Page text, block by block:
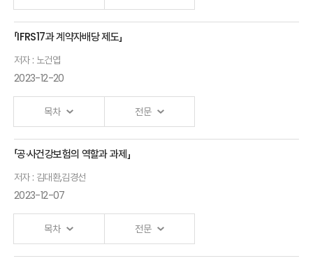
경영대학 교수
국내 금융교육 현황
교수, 김민정
충남대학교 교수
해외 주요국
금융교육 현황 및
보험약관
최승재
세종대학교
교수
「IFRS17과 계약자배당 제도」
저자 : 노건엽
2023-12-20
목차 전문
발표자 : 노건엽
「공·사건강보험의 역할과 과제」
저자 : 김대환,김경선
2023-12-07
목차 전문